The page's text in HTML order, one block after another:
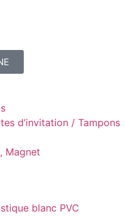
d’invitation / Tampons
Magnet